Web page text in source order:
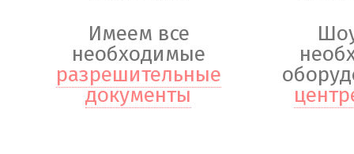
Имеем все
необходимые
разрешительные
документы